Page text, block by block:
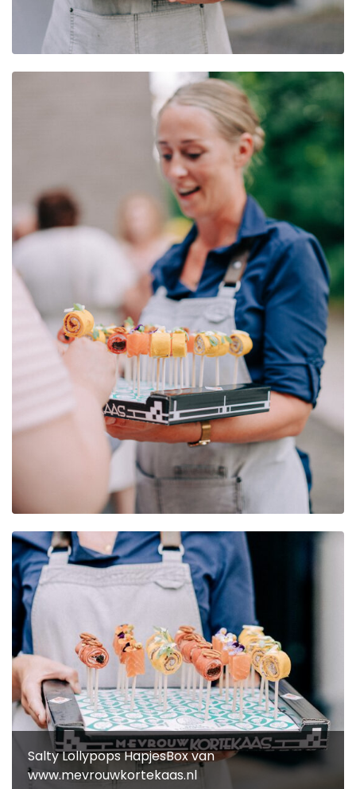
Salty Lollypops HapjesBox van
www.mevrouwkortekaas.nl